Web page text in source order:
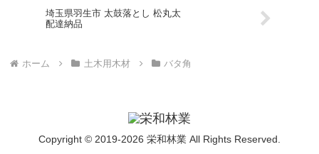
埼玉県羽生市 太鼓落とし 松丸太
配達納品
ホーム 土木用木材 バタ角
Copyright © 2019-2026 栄和林業 All Rights Reserved.